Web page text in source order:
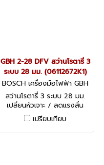
GBH 2-28 DFV สว่านโรตารี่ 3
ระบบ 28 มม. (06112672K1)
BOSCH เครื่องมือไฟฟ้า GBH
2-28 DFV (06112672K1)
สว่านโรตารี่ 3 ระบบ 28 มม.
เปลี่ยนหัวเจาะ / ลดแรงสั่น
สะเทือนขณะเจาะ การหมุนซ้าย/
ขวาเพื่อคลายดอกสว่านที่ติดขัด
เปรียบเทียบ